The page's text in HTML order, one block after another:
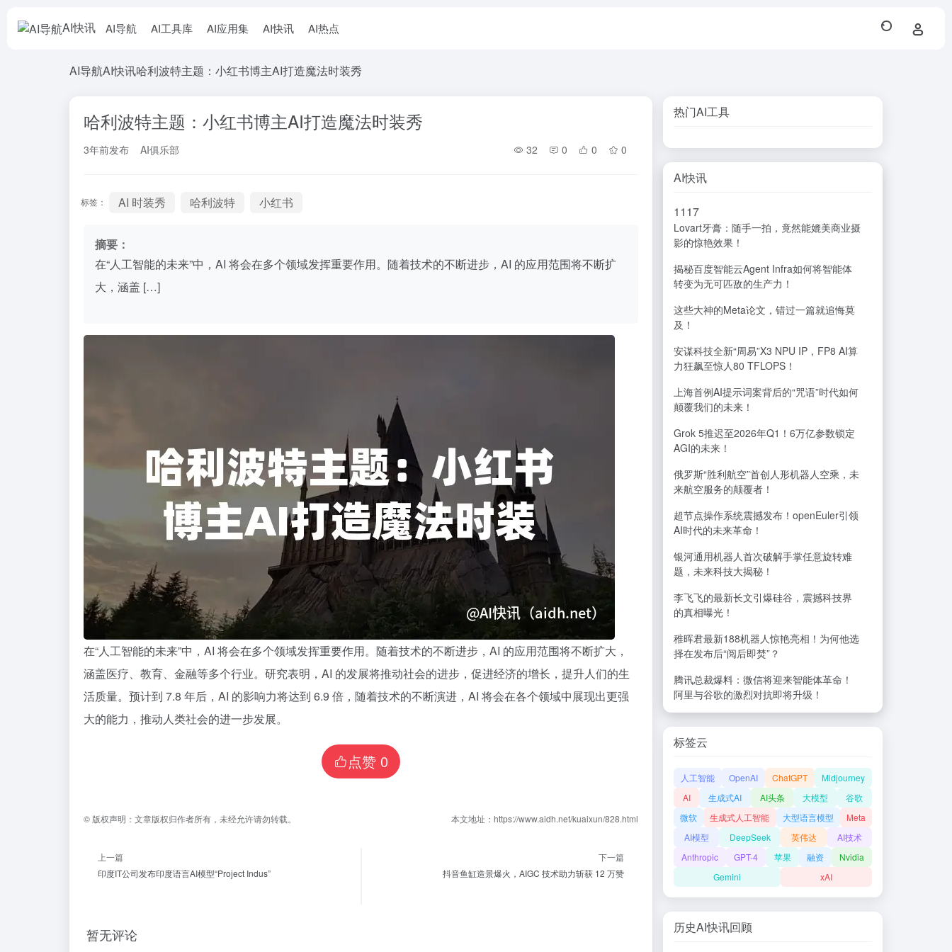
AI快讯 AI导航 AI工具库 AI应用集 AI快讯 AI热点
AI导航AI快讯哈利波特主题：小红书博主AI打造魔法时装秀
哈利波特主题：小红书博主AI打造魔法时装秀
3年前发布 AI俱乐部 32 0 0 0
标签： AI 时装秀 哈利波特 小红书
摘要：
在“人工智能的未来”中，AI 将会在多个领域发挥重要作用。随着技术的不断进步，AI 的应用范围将不断扩
大，涵盖 […]
在“人工智能的未来”中，AI 将会在多个领域发挥重要作用。随着技术的不断进步，AI 的应用范围将不断扩大，
涵盖医疗、教育、金融等多个行业。研究表明，AI 的发展将推动社会的进步，促进经济的增长，提升人们的生
活质量。预计到 7.8 年后，AI 的影响力将达到 6.9 倍，随着技术的不断演进，AI 将会在各个领域中展现出更强
大的能力，推动人类社会的进一步发展。
点赞 0
© 版权声明： 文章版权归作者所有，未经允许请勿转载。 本文地址：https://www.aidh.net/kuaixun/828.html
上一篇
印度IT公司发布印度语言AI模型“Project Indus”
下一篇
抖音鱼缸造景爆火，AIGC 技术助力斩获 12 万赞
暂无评论
热门AI工具
AI快讯
1117
Lovart牙膏：随手一拍，竟然能媲美商业摄
影的惊艳效果！
揭秘百度智能云Agent Infra如何将智能体
转变为无可匹敌的生产力！
这些大神的Meta论文，错过一篇就追悔莫
及！
安谋科技全新“周易”X3 NPU IP，FP8 AI算
力狂飙至惊人80 TFLOPS！
上海首例AI提示词案背后的“咒语”时代如何
颠覆我们的未来！
Grok 5推迟至2026年Q1！6万亿参数锁定
AGI的未来！
俄罗斯“胜利航空”首创人形机器人空乘，未
来航空服务的颠覆者！
超节点操作系统震撼发布！openEuler引领
AI时代的未来革命！
银河通用机器人首次破解手掌任意旋转难
题，未来科技大揭秘！
李飞飞的最新长文引爆硅谷，震撼科技界
的真相曝光！
稚晖君最新188机器人惊艳亮相！为何他选
择在发布后“阅后即焚”？
腾讯总裁爆料：微信将迎来智能体革命！
阿里与谷歌的激烈对抗即将升级！
标签云
人工智能 OpenAI ChatGPT
Midjourney
AI
生成式AI AI头条 大模型
谷歌
微软
生成式人工智能 大型语言模型
Meta
AI模型
DeepSeek 英伟达
AI技术
Anthropic
GPT-4 苹果 融资
Nvidia
Gemini
xAI
历史AI快讯回顾